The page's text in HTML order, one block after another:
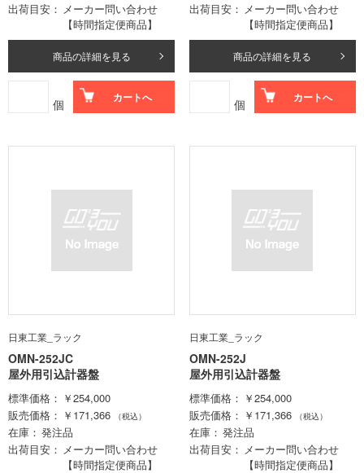
出荷目安
メーカー問い合わせ
【時間指定便商品】
商品の詳細を見る
個 カートへ
出荷目安
メーカー問い合わせ
【時間指定便商品】
商品の詳細を見る
個 カートへ
日東工業_ラック
OMN-252JC
屋外用引込計器盤
標準価格
￥254,000
販売価格
￥171,366 （税込）
在庫
発注品
出荷目安
メーカー問い合わせ
【時間指定便商品】
日東工業_ラック
OMN-252J
屋外用引込計器盤
標準価格
￥254,000
販売価格
￥171,366 （税込）
在庫
発注品
出荷目安
メーカー問い合わせ
【時間指定便商品】